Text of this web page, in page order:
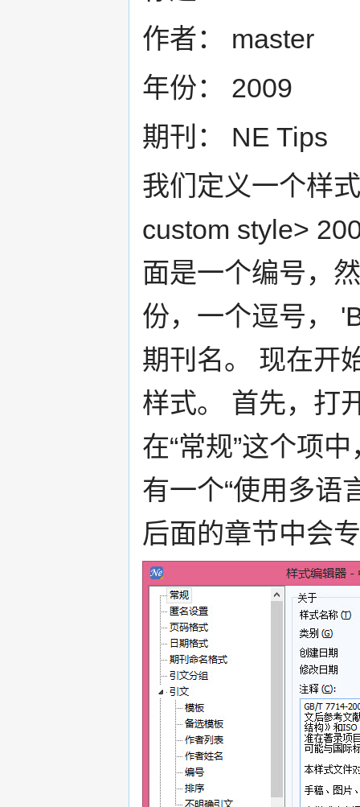
作者： master
年份： 2009
期刊： NE Tips
我们定义一个样
custom style>
面是一个编号，
份，一个逗号，
期刊名。 现在开
样式。 首先，打
在“常规”这个项
有一个“使用多语
后面的章节中会